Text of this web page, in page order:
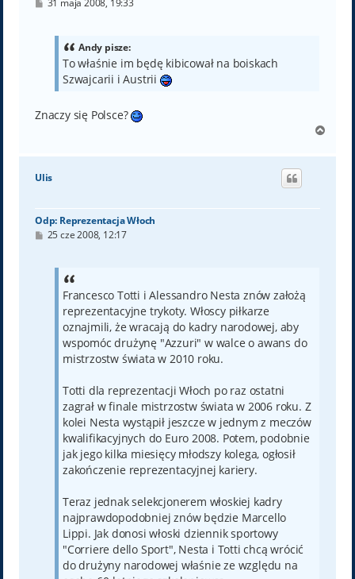
31 maja 2008, 19:33
Andy pisze:
To właśnie im będę kibicował na boiskach
Szwajcarii i Austrii
Znaczy się Polsce?
g
Ulis
Odp: Reprezentacja Włoch
P25 cze 2008, 12:17
Francesco Totti i Alessandro Nesta znów założą
reprezentacyjne trykoty. Włoscy piłkarze
oznajmili, że wracają do kadry narodowej, aby
wspomóc drużynę "Azzuri" w walce o awans do
mistrzostw świata w 2010 roku.
Totti dla reprezentacji Włoch po raz ostatni
zagrał w finale mistrzostw świata w 2006 roku. Z
kolei Nesta wystąpił jeszcze w jednym z meczów
kwalifikacyjnych do Euro 2008. Potem, podobnie
jak jego kilka miesięcy młodszy kolega, ogłosił
zakończenie reprezentacyjnej kariery.
Teraz jednak selekcjonerem włoskiej kadry
najprawdopodobniej znów będzie Marcello
Lippi. Jak donosi włoski dziennik sportowy
"Corriere dello Sport", Nesta i Totti chcą wrócić
do drużyny narodowej właśnie ze względu na